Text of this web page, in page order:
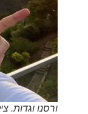
ורסנו וגדות.